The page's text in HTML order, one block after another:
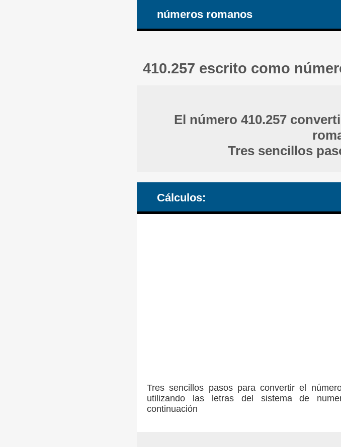
números romanos
410.257 escrito como
El número 410.257
Tres sencillos
Cálculos:
Tres sencillos pasos para convertir el
utilizando las letras del sistema de
continuación